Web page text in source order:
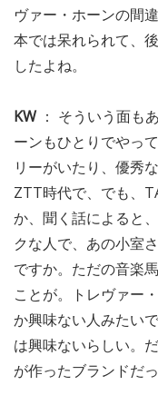
ヴァー・ホーンの間
本では呆れられて、
したよね。
KW： そういう面も
ーンもひとりでやっ
リーがいたり、優秀
ZTT時代で、でも、
か、聞く話によると
クな人で、あの小室
ですか。ただの音楽
ことが。トレヴァー
か興味ない人みたい
は興味ないらしい。
が作ったブランドだ